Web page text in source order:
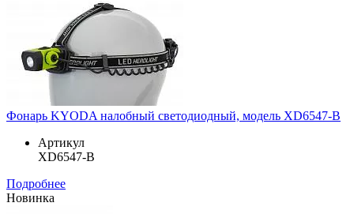
Фонарь KYODA налобный светодиодный, модель XD6547-B
Артикул
XD6547-B
Подробнее
Новинка